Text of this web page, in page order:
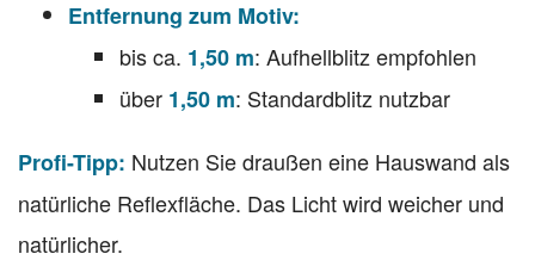
Entfernung zum Motiv:
bis ca. 1,50 m: Aufhellblitz empfohlen
über 1,50 m: Standardblitz nutzbar
Profi-Tipp: Nutzen Sie draußen eine Hauswand als
natürliche Reflexfläche. Das Licht wird weicher und
natürlicher.